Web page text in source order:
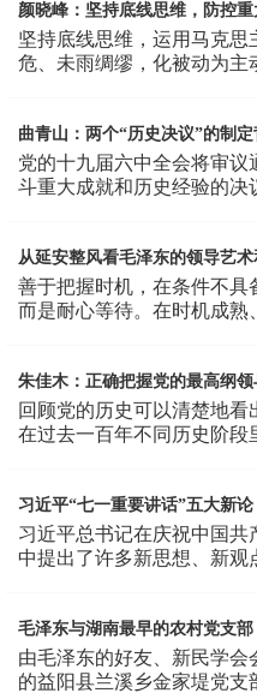
颜晓峰：坚持底线思维，防控
坚持底线思维，运用马克
危、未雨绸缪，化被动为主
曲青山：两个“历史决议”的制
党的十九届六中全会将审
斗重大成就和历史经验的决
从延安整风看毛泽东的领导艺术
善于把握时机，在条件不具
而是耐心等待。在时机成熟
朱佳木：正确把握党的最高纲
回顾党的历史可以清楚地看
在过去一百年不同历史阶段
习近平“七一重要讲话”五大新论
习近平总书记在庆祝中国共
中提出了许多新思想、新观
毛泽东与湖南最早的农村党支部
由毛泽东的好友、新民学
的益阳县兰溪乡金家堤党支